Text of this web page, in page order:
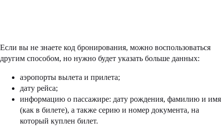
Если вы не знаете код бронирования, можно воспользоваться
другим способом, но нужно будет указать больше данных:
аэропорты вылета и прилета;
дату рейса;
информацию о пассажире: дату рождения, фамилию и имя
(как в билете), а также серию и номер документа, на
который куплен билет.